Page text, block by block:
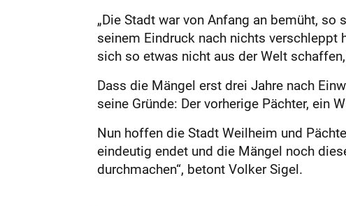
„Die Stadt war von Anfang an bemüht,
seinem Eindruck nach nichts verschleppt
sich so etwas nicht aus der Welt
Dass die Mängel erst drei Jahre nach
seine Gründe: Der vorherige Pächter, ein
Nun hoffen die Stadt Weilheim und
eindeutig endet und die Mängel noch
durchmachen“, betont Volker Sigel.